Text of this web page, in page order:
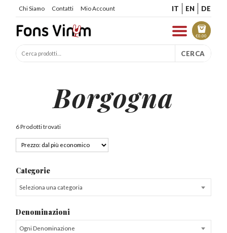
Chi Siamo Contatti Mio Account IT EN DE
€0.00
CERCA
Borgogna
6 Prodotti trovati
Categorie
Seleziona una categoria
Denominazioni
Ogni Denominazione